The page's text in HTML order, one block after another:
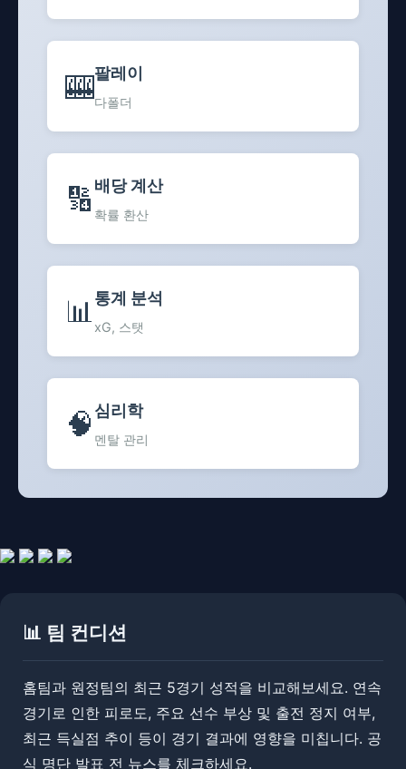
🎰팔레이
다폴더
🔢 배당 계산
확률 환산
📊 통계 분석
xG, 스탯
🧠 심리학
멘탈 관리
📊 팀 컨디션
홈팀과 원정팀의 최근 5경기 성적을 비교해보세요. 연속
경기로 인한 피로도, 주요 선수 부상 및 출전 정지 여부,
최근 득실점 추이 등이 경기 결과에 영향을 미칩니다. ​공
식 명단 발표 전 뉴스를 체크하세요.